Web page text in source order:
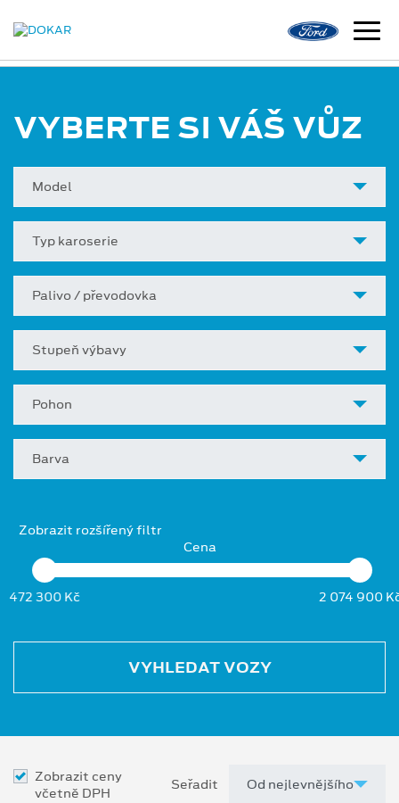
VYBERTE SI VÁŠ VŮZ
Model
Typ karoserie
Palivo / převodovka
Stupeň výbavy
Pohon
Barva
Zobrazit rozšířený filtr
Cena
472 300 Kč 2 074 900
VYHLEDAT VOZY
Zobrazit ceny
včetně DPH
Seřadit